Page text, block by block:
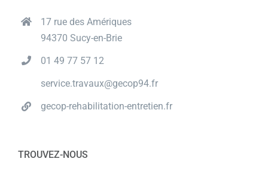
17 rue des Amériques
94370 Sucy-en-Brie
01 49 77 57 12
service.travaux@gecop94.fr
gecop-rehabilitation-entretien.fr
TROUVEZ-NOUS